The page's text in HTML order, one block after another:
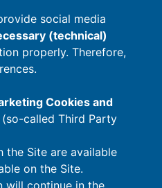
social media
(technical)
properly. Therefore,
Cookies and
called Third Party
the Site are available
on the Site.
will continue in the